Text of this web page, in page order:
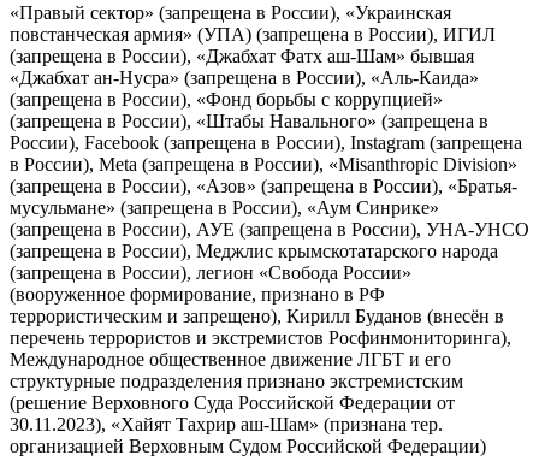
«Правый сектор» (запрещена в России), «Украинская
повстанческая армия» (УПА) (запрещена в России), ИГИЛ
(запрещена в России), «Джабхат Фатх аш-Шам» бывшая
«Джабхат ан-Нусра» (запрещена в России), «Аль-Каида»
(запрещена в России), «Фонд борьбы с коррупцией»
(запрещена в России), «Штабы Навального» (запрещена в
России), Facebook (запрещена в России), Instagram (запрещена
в России), Meta (запрещена в России), «Misanthropic Division»
(запрещена в России), «Азов» (запрещена в России), «Братья-
мусульмане» (запрещена в России), «Аум Синрике»
(запрещена в России), АУЕ (запрещена в России), УНА-УНСО
(запрещена в России), Меджлис крымскотатарского народа
(запрещена в России), легион «Свобода России»
(вооруженное формирование, признано в РФ
террористическим и запрещено), Кирилл Буданов (внесён в
перечень террористов и экстремистов Росфинмониторинга),
Международное общественное движение ЛГБТ и его
структурные подразделения признано экстремистским
(решение Верховного Суда Российской Федерации от
30.11.2023), «Хайят Тахрир аш-Шам» (признана тер.
организацией Верховным Судом Российской Федерации)